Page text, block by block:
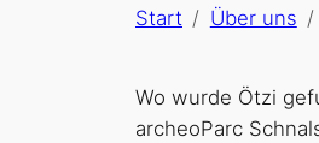
Start Über uns
Wo wurde Ötzi
archeoParc